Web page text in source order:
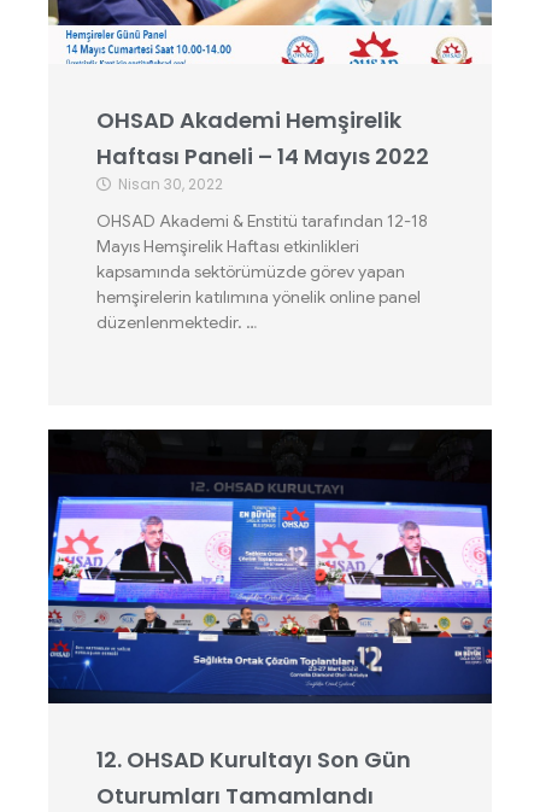
OHSAD Akademi Hemşirelik
Haftası Paneli – 14 Mayıs 2022
Nisan 30, 2022
OHSAD Akademi & Enstitü tarafından 12-18
Mayıs Hemşirelik Haftası etkinlikleri
kapsamında sektörümüzde görev yapan
hemşirelerin katılımına yönelik online panel
düzenlenmektedir. …
12. OHSAD Kurultayı Son Gün
Oturumları Tamamlandı